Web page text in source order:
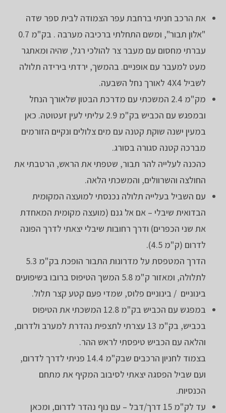
את הרכב חניתי ברחבת עפר הצמודה לבית ספר שדה
"אלון תבור", ומשם התחלתי ברכיבה מערבה . בק"מ 0.7
עברתי מחסום עם מעבר צר להולכי רגל, שהיה ומאתגר
מעט למעבר עם אופניים. בהמשך, ירדתי בירידה תלולה
לשביל 4X4 לאורך נחל השבעה.
מק"מ 2.4 המשכתי עם מדרכת הבטון שלאורך הנחל
ובמפגש עם הכביש בק"מ 2.9 עליתי לעין זעטוטה. כאן
במעין ישנה שוקת קטנה עם מים צלולים ונקיים הזורמים
מברכה קטנה סגורה בסורג.
כהכנה לעלייה להר תבור, שטפתי את הראש, הרטבתי את
החולצה והשרוולים, והמשכתי הלאה.
עם השביל בעלייה תלולה נכנסתי למועצה המקומית
הבדואית שיבלי – אם אל גנם (מועצה מקומית המאחדת
את שני הכפרים) ודרך רחובות שיבלי יצאתי לדרך הפונה
לדרום (ק"מ 4.5).
הדרך המטפסת על מדרונות התבור הופכת בק"מ 5.3
לתלולה, ומאזור ק"מ 5.8 המשך הטיפוס ברובו בשיפועים
בינוניים / בינוניים פלוס, שמדי פעם קטע קצר תלול.
במפגש עם הכביש בק"מ 12.8 המשכתי את הטיפוס
בכביש, בק"מ 13 עצרתי לתצפית נהדרת למערב ולדרום,
והלאה עם הכביש טיפסתי לראש ההר.
בצמוד לחניון הרכבים שבק"מ 14.4 פניתי לדרך לדרום,
ועם שביל הפסגה יצאתי לסיבוב המקיף את מתחם
הכנסיות.
עד לק"מ 15 דרך/דבל – עם נוף נהדר לדרום, ומכאן